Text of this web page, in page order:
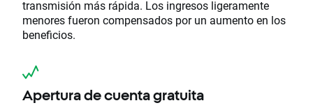
transmisión más rápida. Los ingresos ligeramente
menores fueron compensados por un aumento en los
beneficios.
Apertura de cuenta gratuita